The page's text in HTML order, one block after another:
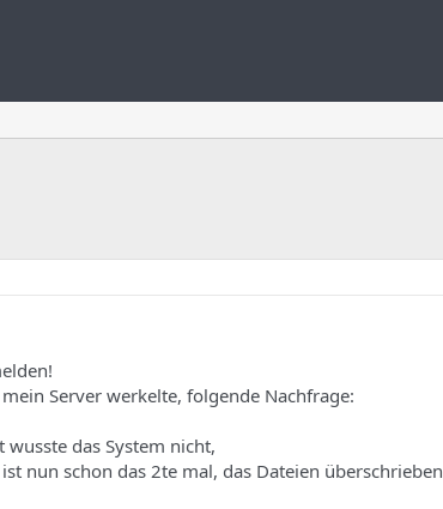
Server werkelte, folgende Nachfrage:
das System nicht,
nun schon das 2te mal, das Dateien überschrieben